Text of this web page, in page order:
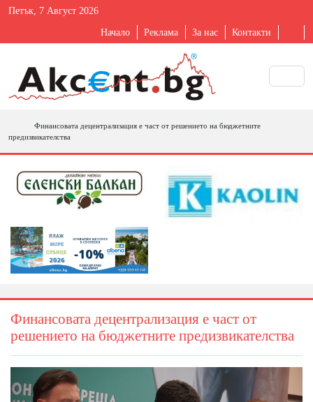
Петък, 7 Август 2026
Начало Реклама За нас Контакти
Финансовата децентрализация е част от решението на бюджетните
предизвикателства
Финансовата децентрализация е част от
решението на бюджетните предизвикателства